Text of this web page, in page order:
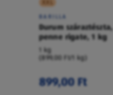
XXL
BARILLA
Durum száraztészta,
penne rigate, 1 kg
1 kg
(899,00 Ft/1 kg)
899,00 Ft